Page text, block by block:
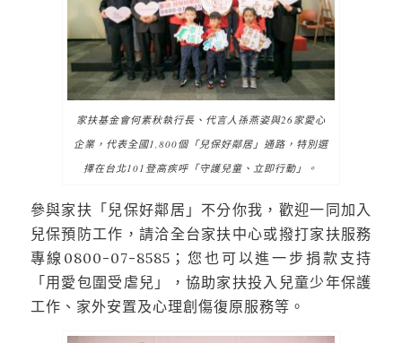
家扶基金會何素秋執行長、代言人孫燕姿與26家愛心
企業，代表全國1,800個「兒保好鄰居」通路，特別選
擇在台北101登高疾呼「守護兒童、立即行動」。
參與家扶「兒保好鄰居」不分你我，歡迎一同加入
兒保預防工作，請洽全台家扶中心或撥打家扶服務
專線0800-07-8585；您也可以進一步捐款支持
「用愛包圍受虐兒」，協助家扶投入兒童少年保護
工作、家外安置及心理創傷復原服務等。